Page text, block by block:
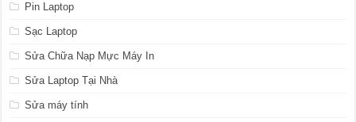
Pin Laptop
Sạc Laptop
Sửa Chữa Nạp Mực Máy In
Sửa Laptop Tại Nhà
Sửa máy tính